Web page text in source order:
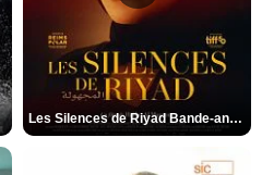
Les Silences de Riyad Bande-annonce VO STFR